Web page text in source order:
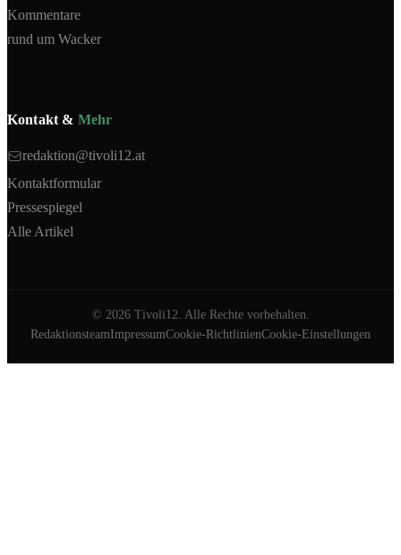
Kommentare
rund um Wacker
Kontakt & Mehr
redaktion@tivoli12.at
Kontaktformular
Pressespiegel
Alle Artikel
© 2026Tivoli12. Alle Rechte vorbehalten.
RedaktionsteamImpressumCookie-RichtlinienCookie-Einstellungen